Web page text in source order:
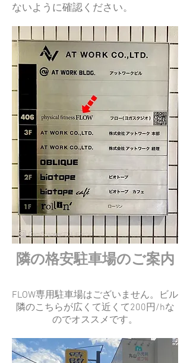
ないように確認ください。
​隣の格安駐車場のご案内
FLOW専用駐車場はございません。ビル
隣のこちらが広くて近くて200円/hな
のでオススメです。